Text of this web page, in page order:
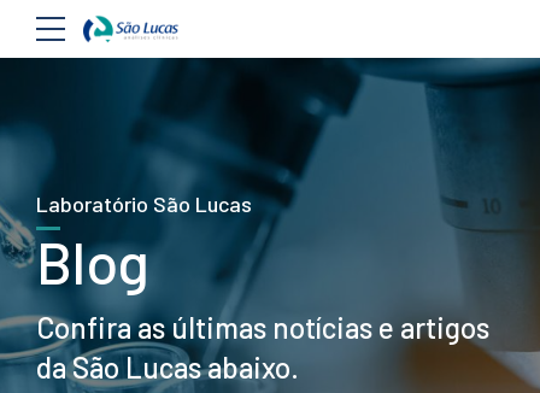
Laboratório São Lucas
Blog
Confira as últimas notícias e artigos
da São Lucas abaixo.